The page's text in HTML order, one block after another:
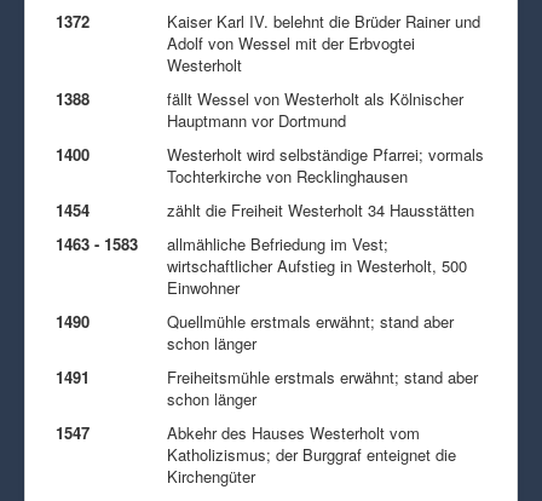
1372
Kaiser Karl IV. belehnt die Brüder Rainer und
Adolf von Wessel mit der Erbvogtei
Westerholt
1388
fällt Wessel von Westerholt als Kölnischer
Hauptmann vor Dortmund
1400
Westerholt wird selbständige Pfarrei; vormals
Tochterkirche von Recklinghausen
1454
zählt die Freiheit Westerholt 34 Hausstätten
1463 - 1583
allmähliche Befriedung im Vest;
wirtschaftlicher Aufstieg in Westerholt, 500
Einwohner
1490
Quellmühle erstmals erwähnt; stand aber
schon länger
1491
Freiheitsmühle erstmals erwähnt; stand aber
schon länger
1547
Abkehr des Hauses Westerholt vom
Katholizismus; der Burggraf enteignet die
Kirchengüter